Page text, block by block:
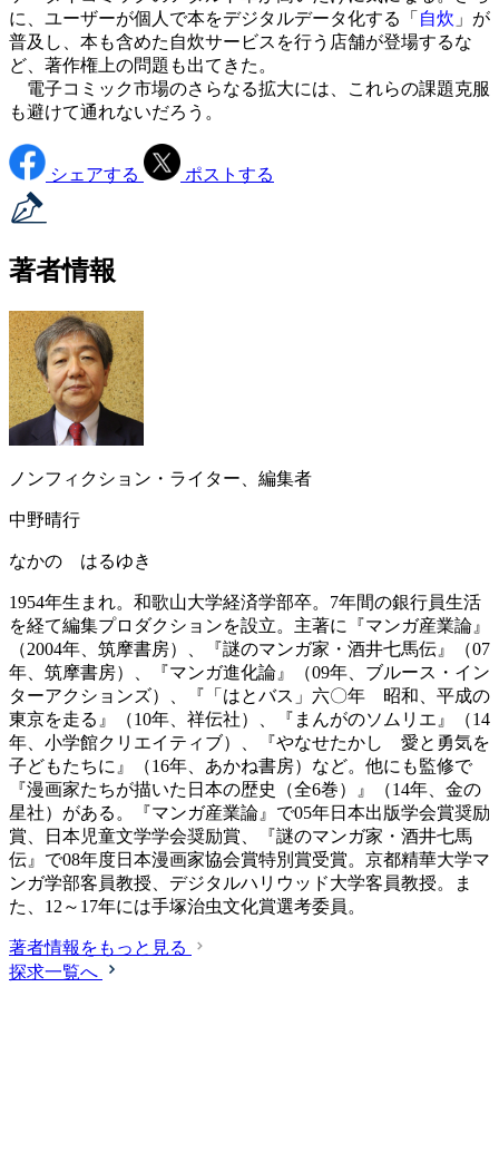
に、ユーザーが個人で本をデジタルデータ化する「 自炊 」が
普及し、本も含めた自炊サービスを行う店舗が登場するな
ど、著作権上の問題も出てきた。
電子コミック市場のさらなる拡大には、これらの課題克服
も避けて通れないだろう。
シェアする ポストする
著者情報
ノンフィクション・ライター、編集者
中野晴行
なかの はるゆき
1954年生まれ。和歌山大学経済学部卒。7年間の銀行員生活
を経て編集プロダクションを設立。主著に『マンガ産業論』
（2004年、筑摩書房）、『謎のマンガ家・酒井七馬伝』（07
年、筑摩書房）、『マンガ進化論』（09年、ブルース・イン
ターアクションズ）、『「はとバス」六〇年 昭和、平成の
東京を走る』（10年、祥伝社）、『まんがのソムリエ』（14
年、小学館クリエイティブ）、『やなせたかし 愛と勇気を
子どもたちに』（16年、あかね書房）など。他にも監修で
『漫画家たちが描いた日本の歴史（全6巻）』（14年、金の
星社）がある。『マンガ産業論』で05年日本出版学会賞奨励
賞、日本児童文学学会奨励賞、『謎のマンガ家・酒井七馬
伝』で08年度日本漫画家協会賞特別賞受賞。京都精華大学マ
ンガ学部客員教授、デジタルハリウッド大学客員教授。ま
た、12～17年には手塚治虫文化賞選考委員。
著者情報をもっと見る
探求一覧へ